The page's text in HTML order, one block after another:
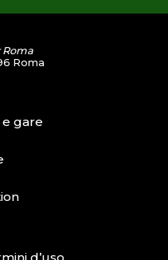
Roma
Roma
gare
d’uso